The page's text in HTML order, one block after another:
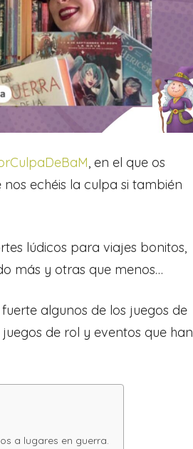
, en el que os
echéis la culpa si también
lúdicos para viajes bonitos,
más y otras que menos…
algunos de los juegos de
juegos de rol y eventos que han
a lugares en guerra.